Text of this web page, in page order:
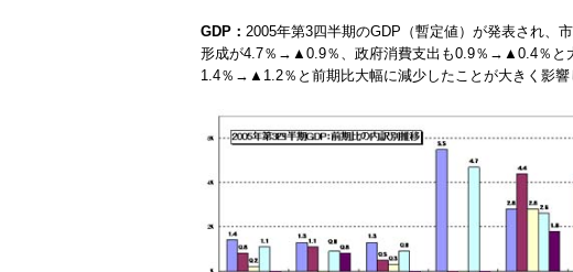
GDP： 2005年第3四半期のGDP（暫定値）が発表され、
形成が4.7％→▲0.9％、政府消費支出も0.9％→▲0.4％と
1.4％→▲1.2％と前期比大幅に減少したことが大きく影響